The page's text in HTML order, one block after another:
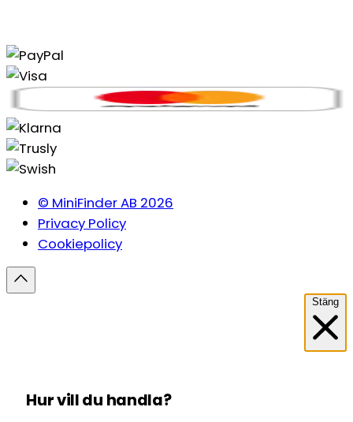
© MiniFinder AB 2026
Privacy Policy
Cookiepolicy
Stäng
Hur vill du handla?